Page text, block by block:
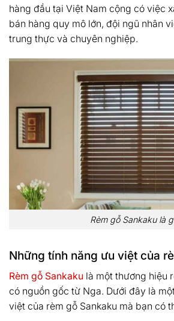
hàng đầu tại Việt Nam cộng có việc
bán hàng quy mô lớn, đội ngũ nhân
trung thực và chuyên nghiệp.
Rèm gỗ Sankaku là
Những tính năng ưu việt của
Rèm gỗ Sankaku là một thương hiệu
có nguồn gốc từ Nga. Dưới đây là
việt của rèm gỗ Sankaku mà bạn có